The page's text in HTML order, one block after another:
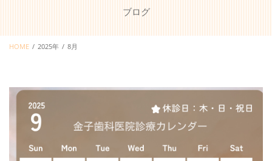
一般診療・小児歯科
審美歯科
エステメニュー
メームと提携）
ブログ
HOME 2025年 8月